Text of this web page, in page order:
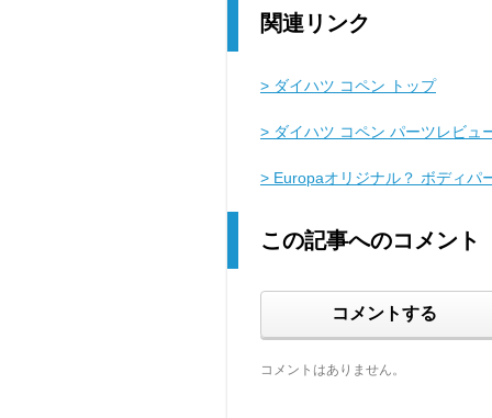
関連リンク
> ダイハツ コペン トップ
> ダイハツ コペン パーツレビュ
> Europaオリジナル？ ボディパ
この記事へのコメント
コメントする
コメントはありません。